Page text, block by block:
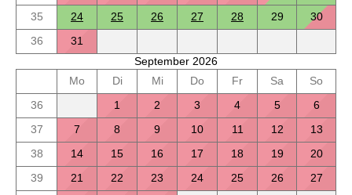
35
24 25 26 27 28 29
30
36
31
September 2026
Mo
Di Mi Do Fr Sa
So
36
1 2 3 4 5
6
37
7 8 9 10 11 12
13
38
14 15 16 17 18 19
20
39
21 22 23 24 25 26
27